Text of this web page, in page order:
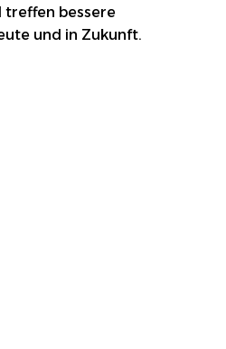
treffen bessere
und in Zukunft.